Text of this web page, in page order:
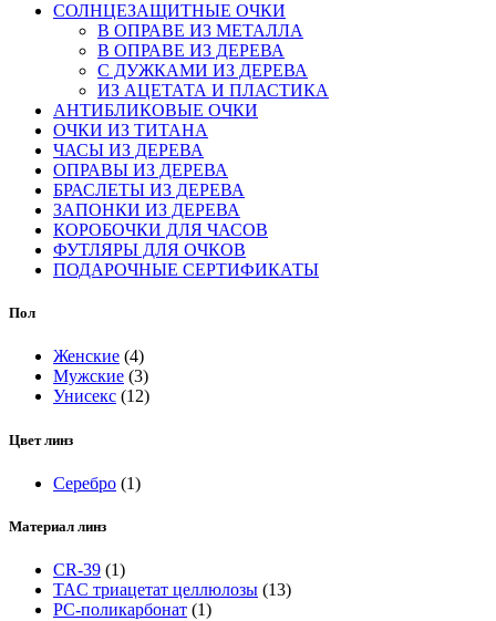
СОЛНЦЕЗАЩИТНЫЕ ОЧКИ
В ОПРАВЕ ИЗ МЕТАЛЛА
В ОПРАВЕ ИЗ ДЕРЕВА
С ДУЖКАМИ ИЗ ДЕРЕВА
ИЗ АЦЕТАТА И ПЛАСТИКА
АНТИБЛИКОВЫЕ ОЧКИ
ОЧКИ ИЗ ТИТАНА
ЧАСЫ ИЗ ДЕРЕВА
ОПРАВЫ ИЗ ДЕРЕВА
БРАСЛЕТЫ ИЗ ДЕРЕВА
ЗАПОНКИ ИЗ ДЕРЕВА
КОРОБОЧКИ ДЛЯ ЧАСОВ
ФУТЛЯРЫ ДЛЯ ОЧКОВ
ПОДАРОЧНЫЕ СЕРТИФИКАТЫ
Пол
Женские (4)
Мужские (3)
Унисекс (12)
Цвет линз
Серебро (1)
Материал линз
CR-39 (1)
TAC триацетат целлюлозы (13)
РС-поликарбонат (1)